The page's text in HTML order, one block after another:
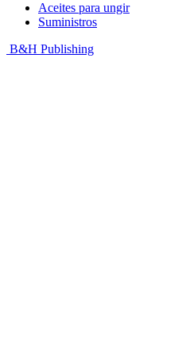
Aceites para ungir
Suministros
B&H Publishing